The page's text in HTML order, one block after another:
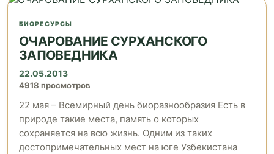
БИОРЕСУРСЫ
ОЧАРОВАНИЕ СУРХАНСКОГО
ЗАПОВЕДНИКА
22.05.2013
4918 просмотров
22 мая – Всемирный день биоразнообразия Есть в
природе такие места, память о которых
сохраняется на всю жизнь. Одним из таких
достопримечательных мест на юге Узбекистана